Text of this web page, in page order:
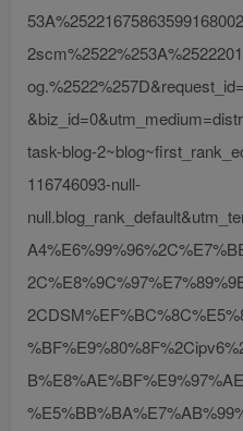
task-blog-
116746093-null-